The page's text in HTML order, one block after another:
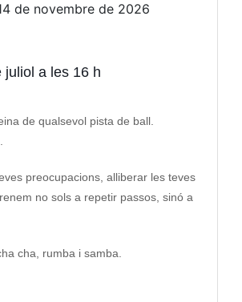
de novembre de 2026
juliol a les 16 h
de qualsevol pista de ball.
preocupacions, alliberar les teves
no sols a repetir passos, sinó a
cha, rumba i samba.